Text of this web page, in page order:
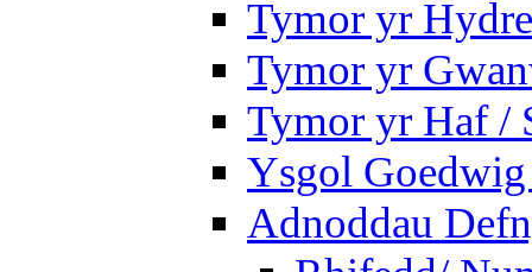
Tymor yr
Tymor yr
Tymor yr Haf /
Ysgol
Adnoddau